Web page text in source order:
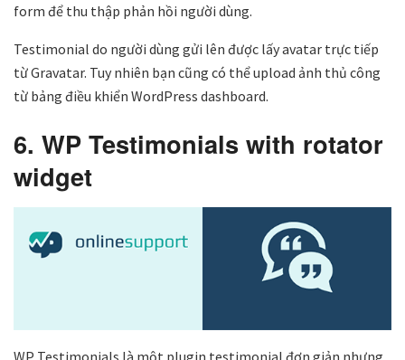
form để thu thập phản hồi người dùng.
Testimonial do người dùng gửi lên được lấy avatar trực tiếp
từ Gravatar. Tuy nhiên bạn cũng có thể upload ảnh thủ công
từ bảng điều khiển WordPress dashboard.
6. WP Testimonials with rotator
widget
WP Testimonials là một plugin testimonial đơn giản nhưng